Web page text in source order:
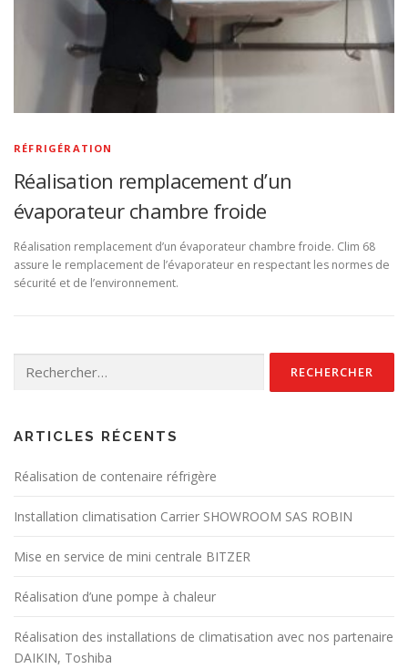
RÉFRIGÉRATION
Réalisation remplacement d’un
évaporateur chambre froide
Réalisation remplacement d’un évaporateur chambre froide. Clim 68
assure le remplacement de l’évaporateur en respectant les normes de
sécurité et de l’environnement.
ARTICLES RÉCENTS
Réalisation de contenaire réfrigère
Installation climatisation Carrier SHOWROOM SAS ROBIN
Mise en service de mini centrale BITZER
Réalisation d’une pompe à chaleur
Réalisation des installations de climatisation avec nos partenaire
DAIKIN, Toshiba